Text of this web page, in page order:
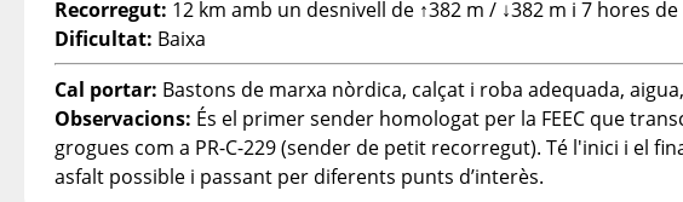
Recorregut: 12 km amb un desnivell de ↑382 m / ↓382 m i 7 hores
Dificultat: Baixa
Cal portar: Bastons de marxa nòrdica, calçat i roba adequada,
Observacions: És el primer sender homologat per la FEEC que
grogues com a PR-C-229 (sender de petit recorregut). Té l'inici i el
asfalt possible i passant per diferents punts d’interès.